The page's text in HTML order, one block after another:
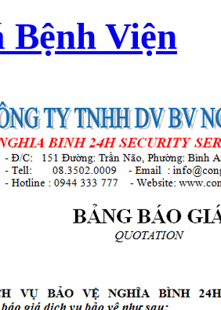
Bệnh Viện